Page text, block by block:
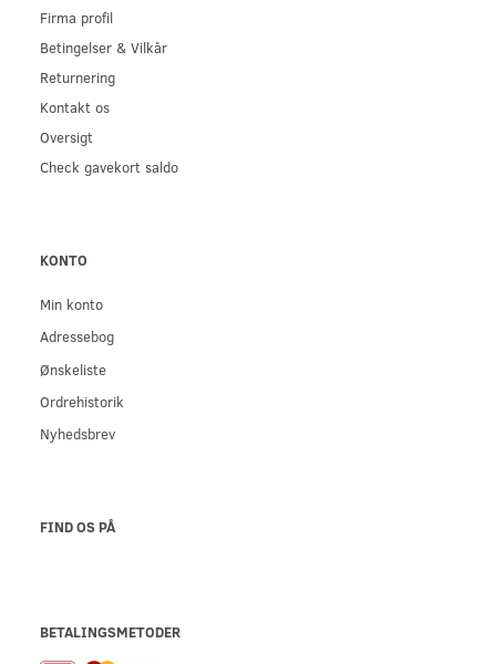
Firma profil
Betingelser & Vilkår
Returnering
Kontakt os
Oversigt
Check gavekort saldo
KONTO
Min konto
Adressebog
Ønskeliste
Ordrehistorik
Nyhedsbrev
FIND OS PÅ
BETALINGSMETODER